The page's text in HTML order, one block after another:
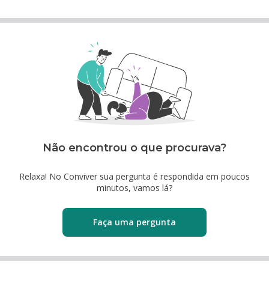
Não encontrou o que procurava?
Relaxa! No Conviver sua pergunta é respondida em poucos
minutos, vamos lá?
Faça uma pergunta